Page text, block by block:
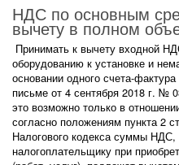
НДС по основным
вычету в полном
Принимать к вычету входной
оборудованию к установке и
основании одного счета-
письме от 4 сентября 2018 г. №
это возможно только в
согласно положениям пункта 2
Налогового кодекса суммы
налогоплательщику при